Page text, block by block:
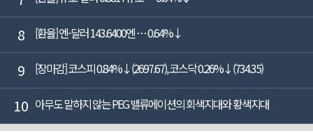
8 [환율] 엔-달러 143.6400엔 … 0.64%↓
9 [장마감] 코스피 0.84%↓(2697.67), 코스닥 0.26%↓(734.35)
10 아무도 말하지 않는 PEG 밸류에이션의 회색지대와 황색지대